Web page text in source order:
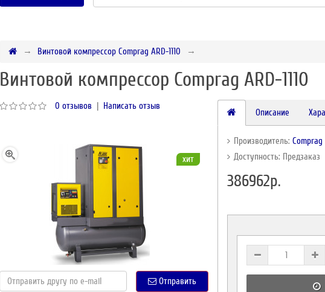
Винтовой компрессор Comprag ARD-1110
Винтовой компрессор Comprag ARD-1110
0 отзывов | Написать отзыв
хит
Отправить
Описание
Производитель:Comprag
Доступность: Предзаказ
386962р.